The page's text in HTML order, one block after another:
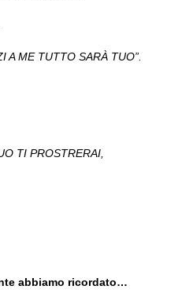
A ME TUTTO SARÀ TUO”.
TI PROSTRERAI,
abbiamo ricordato…